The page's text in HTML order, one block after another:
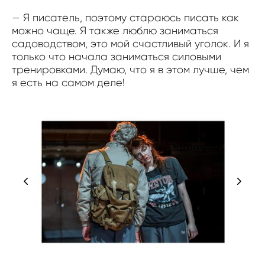
— Я писатель, поэтому стараюсь писать как
можно чаще. Я также люблю заниматься
садоводством, это мой счастливый уголок. И я
только что начала заниматься силовыми
тренировками. Думаю, что я в этом лучше, чем
я есть на самом деле!